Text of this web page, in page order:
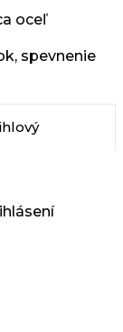
oceľ
spevnenie